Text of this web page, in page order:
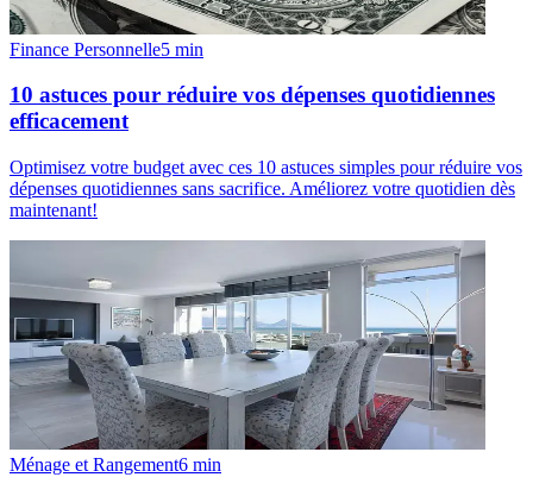
Finance Personnelle5 min
10 astuces pour réduire vos dépenses quotidiennes
efficacement
Optimisez votre budget avec ces 10 astuces simples pour réduire vos
dépenses quotidiennes sans sacrifice. Améliorez votre quotidien dès
maintenant!
Ménage et Rangement6 min